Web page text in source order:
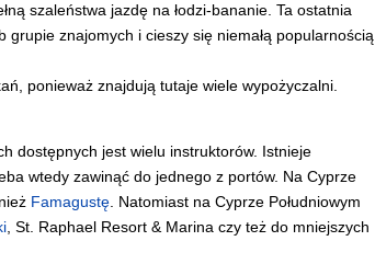
szaleństwa jazdę na łodzi-bananie. Ta ostatnia
znajomych i cieszy się niemałą popularnością
ponieważ znajdują tutaje wiele wypożyczalni.
dostępnych jest wielu instruktorów. Istnieje
wtedy zawinąć do jednego z portów. Na Cyprze
Famagustę. Natomiast na Cyprze Południowym
, St. Raphael Resort & Marina czy też do mniejszych